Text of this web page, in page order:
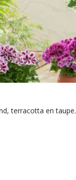
terracotta en